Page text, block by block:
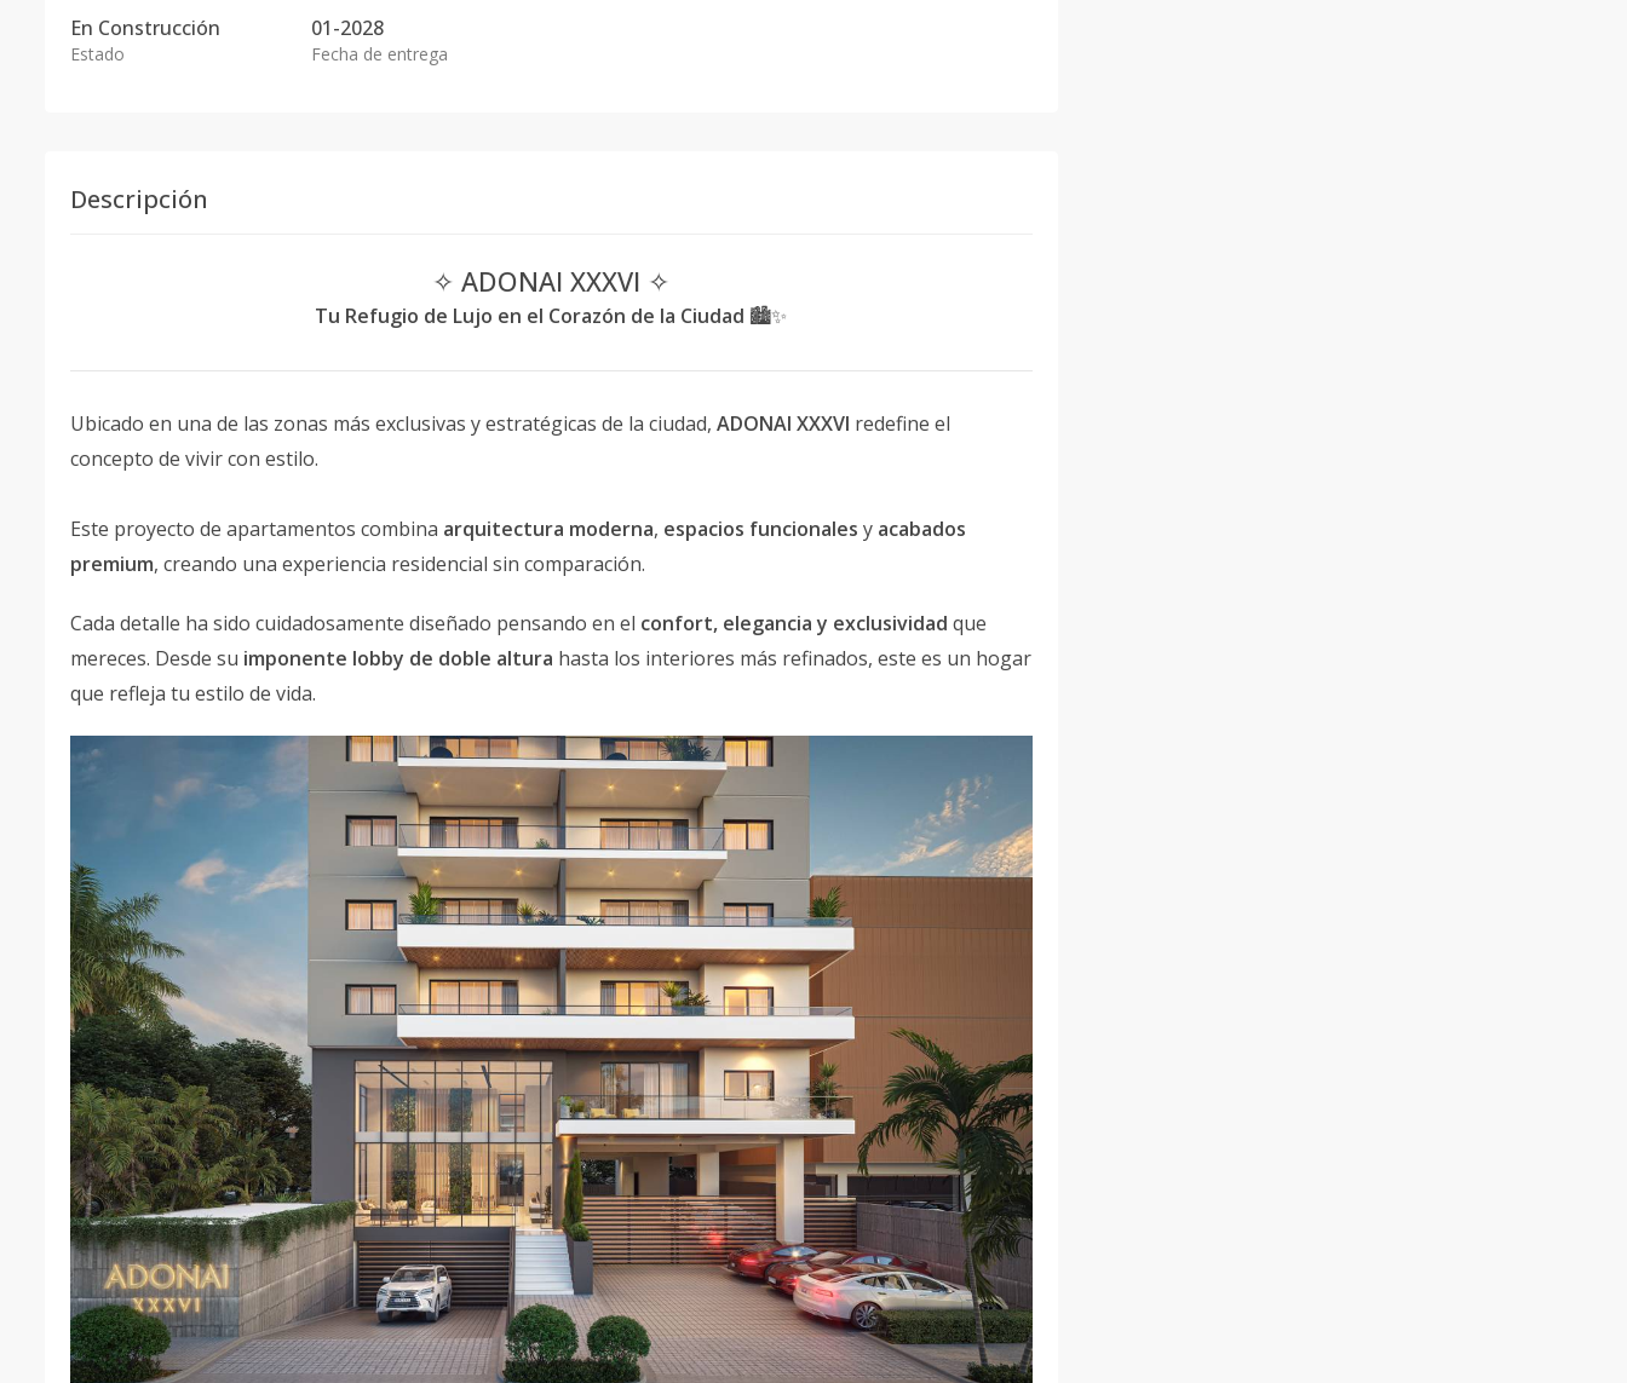
En Construcción
Estado
01-2028
Fecha de entrega
Descripción
✧ ADONAI XXXVI ✧
Tu Refugio de Lujo en el Corazón de la Ciudad 🏙️✨
Ubicado en una de las zonas más exclusivas y estratégicas de la ciudad, ADONAI XXXVI redefine el
concepto de vivir con estilo.
Este proyecto de apartamentos combina arquitectura moderna, espacios funcionales y acabados
premium, creando una experiencia residencial sin comparación.
Cada detalle ha sido cuidadosamente diseñado pensando en el confort, elegancia y exclusividad que
mereces. Desde su imponente lobby de doble altura hasta los interiores más refinados, este es un hogar
que refleja tu estilo de vida.